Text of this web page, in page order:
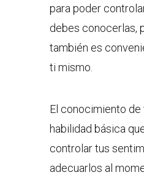
para poder
debes conocerlas,
también es
ti mismo.
El conocimiento de
habilidad básica
controlar tus
adecuarlos al